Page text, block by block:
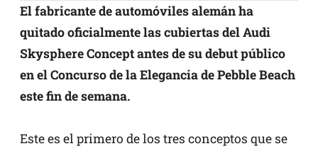
El fabricante de automóviles alemán ha
quitado oficialmente las cubiertas del Audi
Skysphere Concept antes de su debut público
en el Concurso de la Elegancia de Pebble Beach
este fin de semana.
Este es el primero de los tres conceptos que se